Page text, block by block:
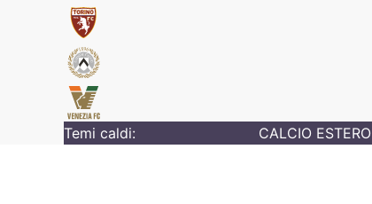
Temi caldi: CALCIO ESTERO